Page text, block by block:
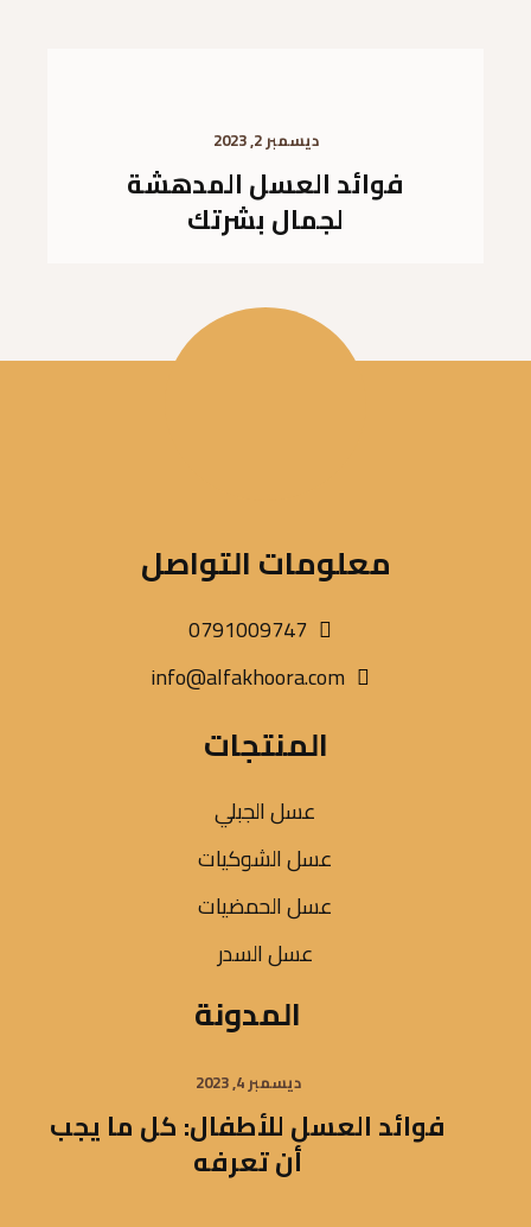
ديسمبر 2, 2023
فوائد العسل المدهشة
لجمال بشرتك
معلومات التواصل
0791009747
info@alfakhoora.com
المنتجات
عسل الجبلي
عسل الشوكيات
عسل الحمضيات
عسل السدر
المدونة
ديسمبر 4, 2023
فوائد العسل للأطفال: كل ما يجب
أن تعرفه